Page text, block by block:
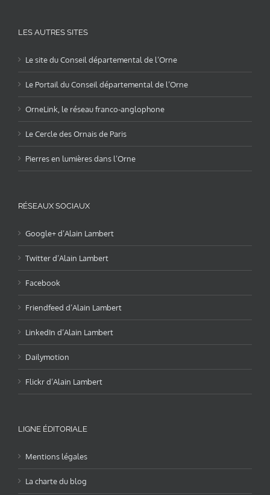
LES AUTRES SITES
Le site du Conseil départemental de l’Orne
Le Portail du Conseil départemental de l’Orne
OrneLink, le réseau franco-anglophone
Le Cercle des Ornais de Paris
Pierres en lumières dans l’Orne
RÉSEAUX SOCIAUX
Google+ d’Alain Lambert
Twitter d’Alain Lambert
Facebook
Friendfeed d’Alain Lambert
LinkedIn d’Alain Lambert
Dailymotion
Flickr d’Alain Lambert
LIGNE ÉDITORIALE
Mentions légales
La charte du blog